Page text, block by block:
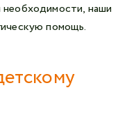
наши
помощь.